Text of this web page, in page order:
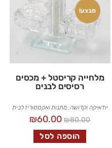
מבצע!
מלחייה קריסטל + מכסים
רסיסים לבנים
יודאיקה וקדושה, מתנות ואקססוריז לבית
₪80.00
₪60.00
הוספה לסל